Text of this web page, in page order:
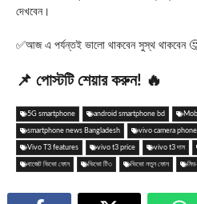
দেখবেন।
✅আজ এ পর্যন্তই ভালো থাকবেন সুস্থ থাকবেন
📌 পোস্টটি শেয়ার করুন! 🔥
5G smartphone android smartphone bd
smartphone news Bangladesh vivo camera phone
Vivo T3 features vivo t3 price vivo t3 দাম
বাজেট ভিভো ফোন ভিভো টি৩ ভিভো নতুন ফোন